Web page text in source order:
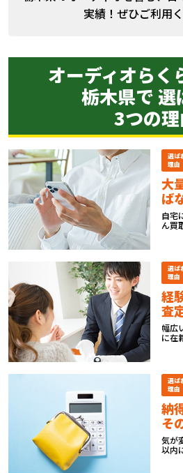
実績！ぜひご利用く
オーディオらく
栃木県で 選
3つの
選ば
理由
大
ば
自宅
ん買
選ば
理由
経
査
幅広
に在
選ば
理由
納
そ
気が
以内